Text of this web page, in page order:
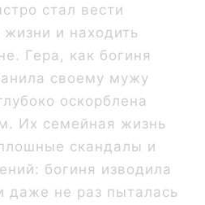
стал вести
жизни и находить
Гера, как богиня
своему мужу
оскорблена
Их семейная жизнь
скандалы и
богиня изводила
даже не раз пыталась